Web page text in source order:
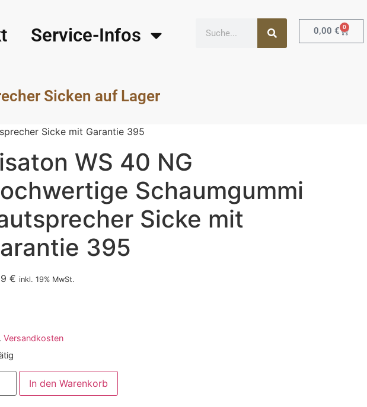
Service-Infos
Sicken auf Lager
0,00 € 0
Sicke mit Garantie 395
WS 40 NG
Schaumgummi
Sicke mit
395
€ inkl. 19% MwSt.
Versandkosten
In den Warenkorb